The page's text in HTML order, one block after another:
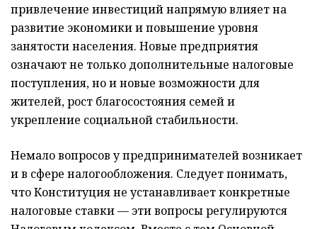
привлечение инвестиций напрямую влияет на
развитие экономики и повышение уровня
занятости населения. Новые предприятия
означают не только дополнительные налоговые
поступления, но и новые возможности для
жителей, рост благосостояния семей и
укрепление социальной стабильности.
Немало вопросов у предпринимателей возникает
и в сфере налогообложения. Следует понимать,
что Конституция не устанавливает конкретные
налоговые ставки — эти вопросы регулируются